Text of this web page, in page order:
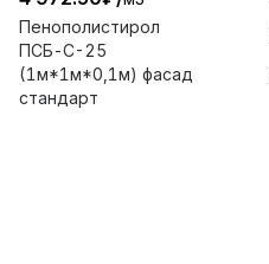
Пенополистирол
ПСБ-С-25
(1м*1м*0,1м) фасад
стандарт